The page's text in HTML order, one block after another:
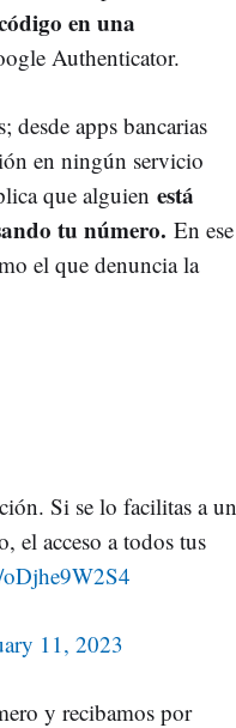
en una
Authenticator.
desde apps bancarias
en ningún servicio
que alguien está
tu número. En ese
el que denuncia la
Si se lo facilitas a un
el acceso a todos tus
11, 2023
y recibamos por